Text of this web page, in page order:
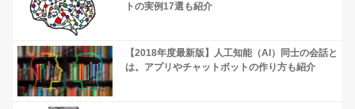
トの実例17選も紹介
【2018年度最新版】人工知能（AI）同士の会話と
は。アプリやチャットボットの作り方も紹介